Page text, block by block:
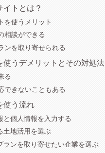
イトとは？
を使うメリット
相談ができる
ンを取り寄せられる
使うデメリットとその対処法
る
できないこともある
使う流れ
と個人情報を入力する
土地活用を選ぶ
ランを取り寄せたい企業を選ぶ